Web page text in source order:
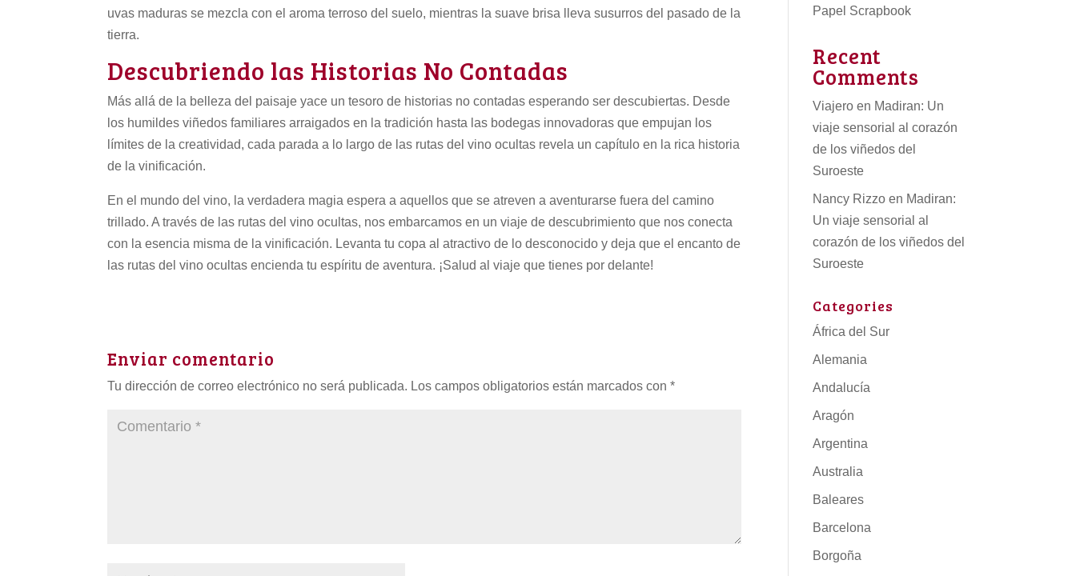
uvas maduras se mezcla con el aroma terroso del suelo, mientras la suave brisa lleva susurros del pasado de la
tierra.
Descubriendo las Historias No Contadas
Más allá de la belleza del paisaje yace un tesoro de historias no contadas esperando ser descubiertas. Desde
los humildes viñedos familiares arraigados en la tradición hasta las bodegas innovadoras que empujan los
límites de la creatividad, cada parada a lo largo de las rutas del vino ocultas revela un capítulo en la rica historia
de la vinificación.
En el mundo del vino, la verdadera magia espera a aquellos que se atreven a aventurarse fuera del camino
trillado. A través de las rutas del vino ocultas, nos embarcamos en un viaje de descubrimiento que nos conecta
con la esencia misma de la vinificación. Levanta tu copa al atractivo de lo desconocido y deja que el encanto de
las rutas del vino ocultas encienda tu espíritu de aventura. ¡Salud al viaje que tienes por delante!
Enviar comentario
Tu dirección de correo electrónico no será publicada. Los campos obligatorios están marcados con*
Papel Scrapbook
Recent
Comments
Viajero en Madiran: Un
viaje sensorial al corazón
de los viñedos del
Suroeste
Nancy Rizzo en Madiran:
Un viaje sensorial al
corazón de los viñedos del
Suroeste
Categories
África del Sur
Alemania
Andalucía
Aragón
Argentina
Australia
Baleares
Barcelona
Borgoña